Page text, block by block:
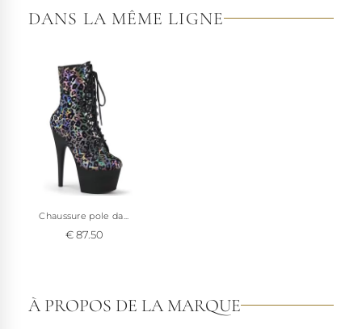
DANS LA MÊME LIGNE
Chaussure pole da...
€ 87.50
À PROPOS DE LA MARQUE